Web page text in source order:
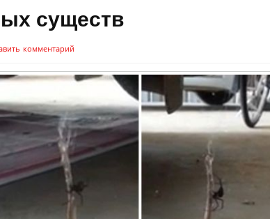
существ
комментарий